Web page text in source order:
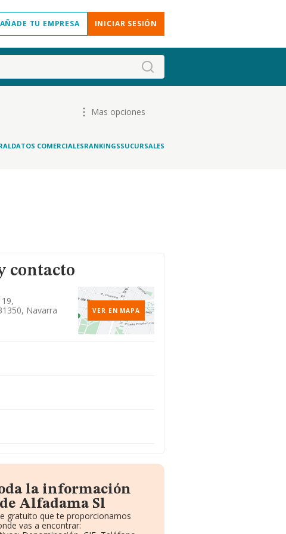
AÑADE TU EMPRESA INICIAR SESIÓN
Mas opciones
DATOS COMERCIALESRANKINGSSUCURSALES
contacto
Navarra
VER EN MAPA
la información
Alfadama Sl
gratuito que te proporcionamos
vas a encontrar: